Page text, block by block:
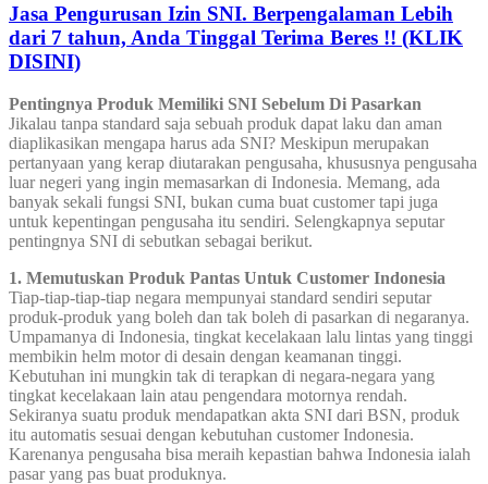
Jasa Pengurusan Izin SNI. Berpengalaman Lebih
dari 7 tahun, Anda Tinggal Terima Beres !! (KLIK
DISINI)
Pentingnya Produk Memiliki SNI Sebelum Di Pasarkan
Jikalau tanpa standard saja sebuah produk dapat laku dan aman
diaplikasikan mengapa harus ada SNI? Meskipun merupakan
pertanyaan yang kerap diutarakan pengusaha, khususnya pengusaha
luar negeri yang ingin memasarkan di Indonesia. Memang, ada
banyak sekali fungsi SNI, bukan cuma buat customer tapi juga
untuk kepentingan pengusaha itu sendiri. Selengkapnya seputar
pentingnya SNI di sebutkan sebagai berikut.
1. Memutuskan Produk Pantas Untuk Customer Indonesia
Tiap-tiap-tiap-tiap negara mempunyai standard sendiri seputar
produk-produk yang boleh dan tak boleh di pasarkan di negaranya.
Umpamanya di Indonesia, tingkat kecelakaan lalu lintas yang tinggi
membikin helm motor di desain dengan keamanan tinggi.
Kebutuhan ini mungkin tak di terapkan di negara-negara yang
tingkat kecelakaan lain atau pengendara motornya rendah.
Sekiranya suatu produk mendapatkan akta SNI dari BSN, produk
itu automatis sesuai dengan kebutuhan customer Indonesia.
Karenanya pengusaha bisa meraih kepastian bahwa Indonesia ialah
pasar yang pas buat produknya.